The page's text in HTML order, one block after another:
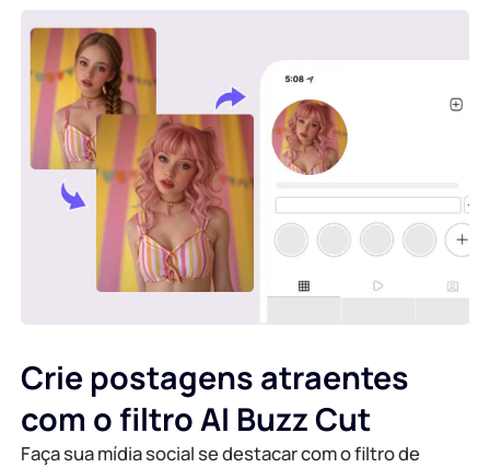
Crie postagens atraentes
com o filtro AI Buzz Cut
Faça sua mídia social se destacar com o filtro de